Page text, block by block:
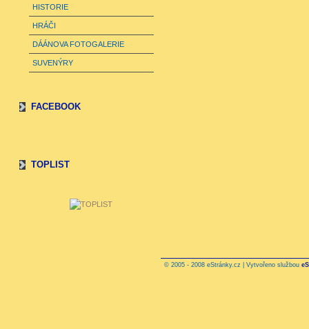
HISTORIE
HRÁČI
DÁÁNOVA FOTOGALERIE
SUVENÝRY
FACEBOOK
TOPLIST
© 2005 - 2008 eStránky.cz | Vytvořeno službou